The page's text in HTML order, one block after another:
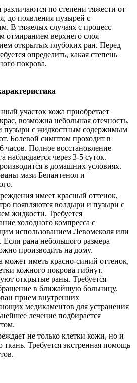
по степени тяжести от
до появления пузырей с
В тяжелых случаях с процесс
отмиранием верхнего слоя
открытых глубоких ран. Перед
определить, какая степень
покрова.
участок кожа приобретает
возможна небольшая отечность.
пузыри с жидкостным содержимым
Болевой симптом проходит в
часов. Полное восстановление
наблюдается через 3-5 суток.
в домашних условиях.
мази Бепантенол и
имеет красный оттенок,
появляются волдыри и пузыри с
жидкости. Требуется
холодного компресса с
использованием Левомеколя или
Если рана небольшого размера
производить на дому.
может иметь красно-синий оттенок,
кожного покрова гибнут.
открытые раны. Требуется
в ближайшую больницу.
прием внутренних
медикаментов для устранения
лечение подбирается
не только клетки кожи, но и
Требуется экстренная помощь